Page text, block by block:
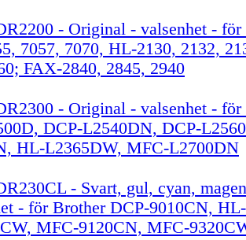
- Original - valsenhet - för
7057, 7070, HL-2130, 2132,
FAX-2840, 2845, 2940
- Original - valsenhet - för
DCP-L2540DN, DCP-
HL-L2365DW, MFC-L2700DN
- Svart, gul, cyan,
- för Brother DCP-9010CN,
MFC-9120CN, MFC-